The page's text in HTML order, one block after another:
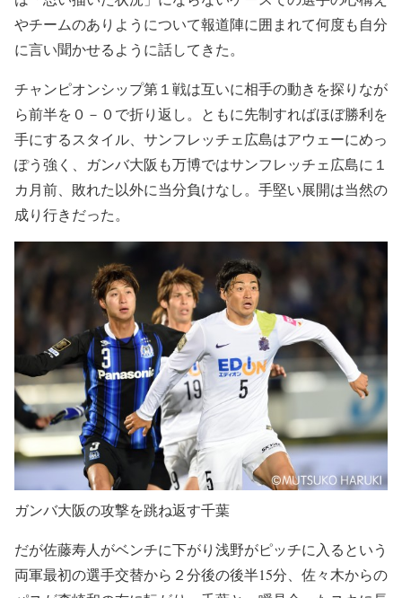
やチームのありようについて報道陣に囲まれて何度も自分
に言い聞かせるように話してきた。
チャンピオンシップ第１戦は互いに相手の動きを探りなが
ら前半を０－０で折り返し。ともに先制すればほぼ勝利を
手にするスタイル、サンフレッチェ広島はアウェーにめっ
ぽう強く、ガンバ大阪も万博ではサンフレッチェ広島に１
カ月前、敗れた以外に当分負けなし。手堅い展開は当然の
成り行きだった。
ガンバ大阪の攻撃を跳ね返す千葉
だが佐藤寿人がベンチに下がり浅野がピッチに入るという
両軍最初の選手交替から２分後の後半15分、佐々木からの